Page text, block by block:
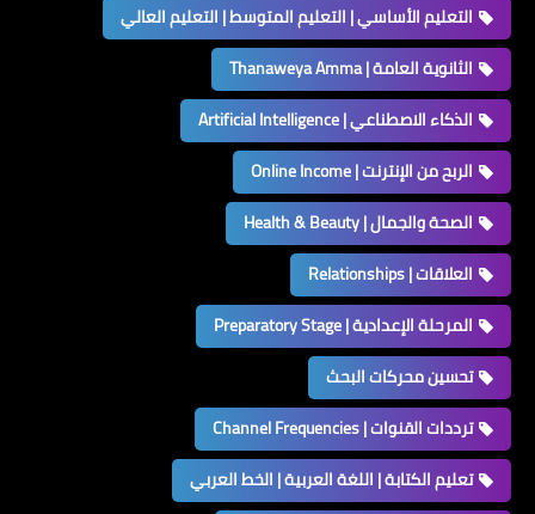
التعليم الأساسي | التعليم المتوسط | التعليم العالي
الثانوية العامة | Thanaweya Amma
الذكاء الاصطناعي | Artificial Intelligence
الربح من الإنترنت | Online Income
الصحة والجمال | Health & Beauty
العلاقات | Relationships
المرحلة الإعدادية | Preparatory Stage
تحسين محركات البحث
ترددات القنوات | Channel Frequencies
تعليم الكتابة | اللغة العربية | الخط العربي